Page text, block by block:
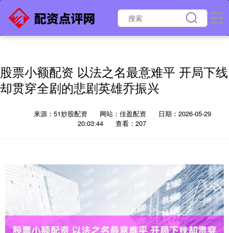
股票小额配资 以法之名最意难平 开局下线
却贯穿全剧的悲剧英雄乔振兴
来源：51炒股配资 网站：佳盈配资
日期：2026-05-29
20:03:44
查看：207